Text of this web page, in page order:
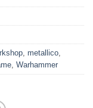
, metallico,
, Warhammer